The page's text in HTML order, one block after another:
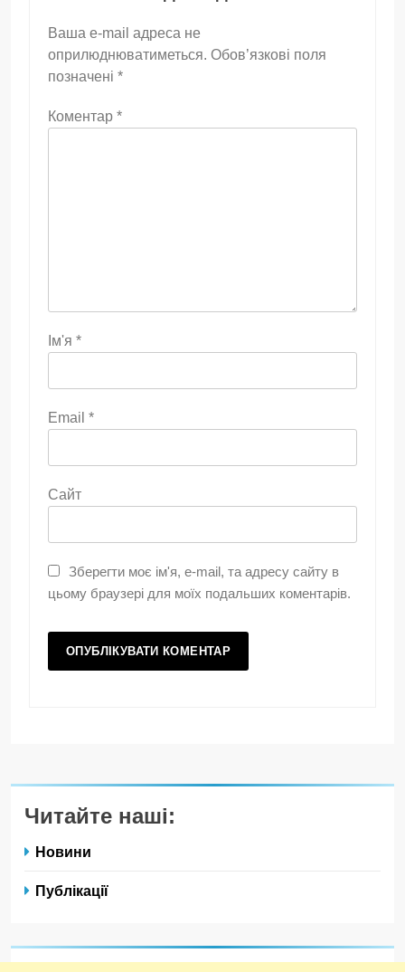
Ваша e-mail адреса не
оприлюднюватиметься. Обов’язкові поля
позначені *
Коментар *
Ім'я *
Email *
Сайт
Зберегти моє ім'я, e-mail, та адресу сайту в
цьому браузері для моїх подальших коментарів.
Читайте наші:
Новини
Публікації